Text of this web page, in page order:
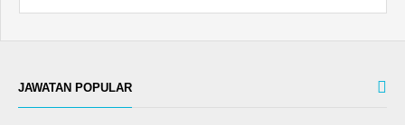
JAWATAN POPULAR